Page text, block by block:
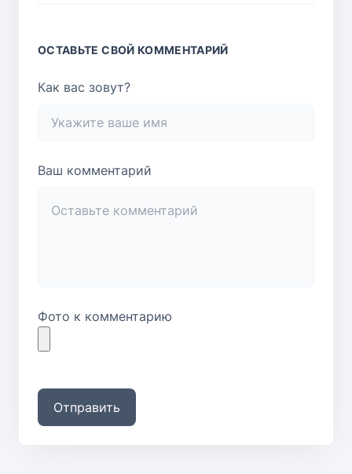
ОСТАВЬТЕ СВОЙ КОММЕНТАРИЙ
Как вас зовут?
Ваш комментарий
Фото к комментарию
Отправить